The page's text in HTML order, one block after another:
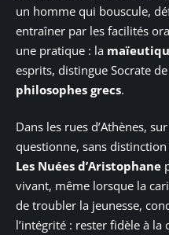
un homme qui bouscule,
entraîner par les facilités
une pratique : la
esprits, distingue Socrate
philosophes grecs.
Dans les rues d’Athènes,
questionne, sans
Les Nuées d’Aristophane
vivant, même lorsque la
de troubler la jeunesse,
l’intégrité : rester fidèle à